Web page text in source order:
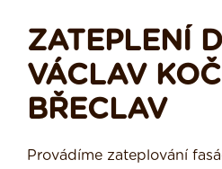
ZATEPLENÍ
VÁCLAV
BŘECLAV
Provádíme zateplování